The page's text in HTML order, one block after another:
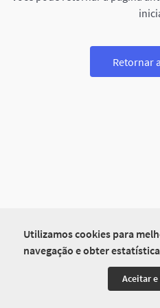
Utilizamos cookies para
navegação e obter
Aceitar
Retornar